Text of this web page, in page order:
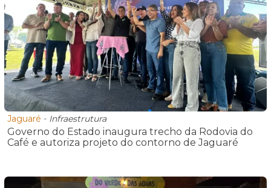
Jaguaré - Infraestrutura
Governo do Estado inaugura trecho da Rodovia do
Café e autoriza projeto do contorno de Jaguaré